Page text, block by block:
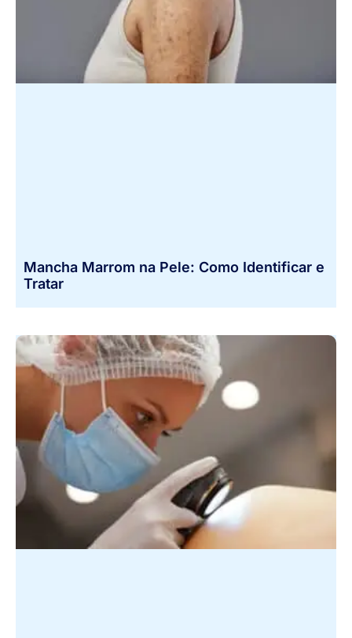
Mancha Marrom na Pele: Como Identificar e
Tratar